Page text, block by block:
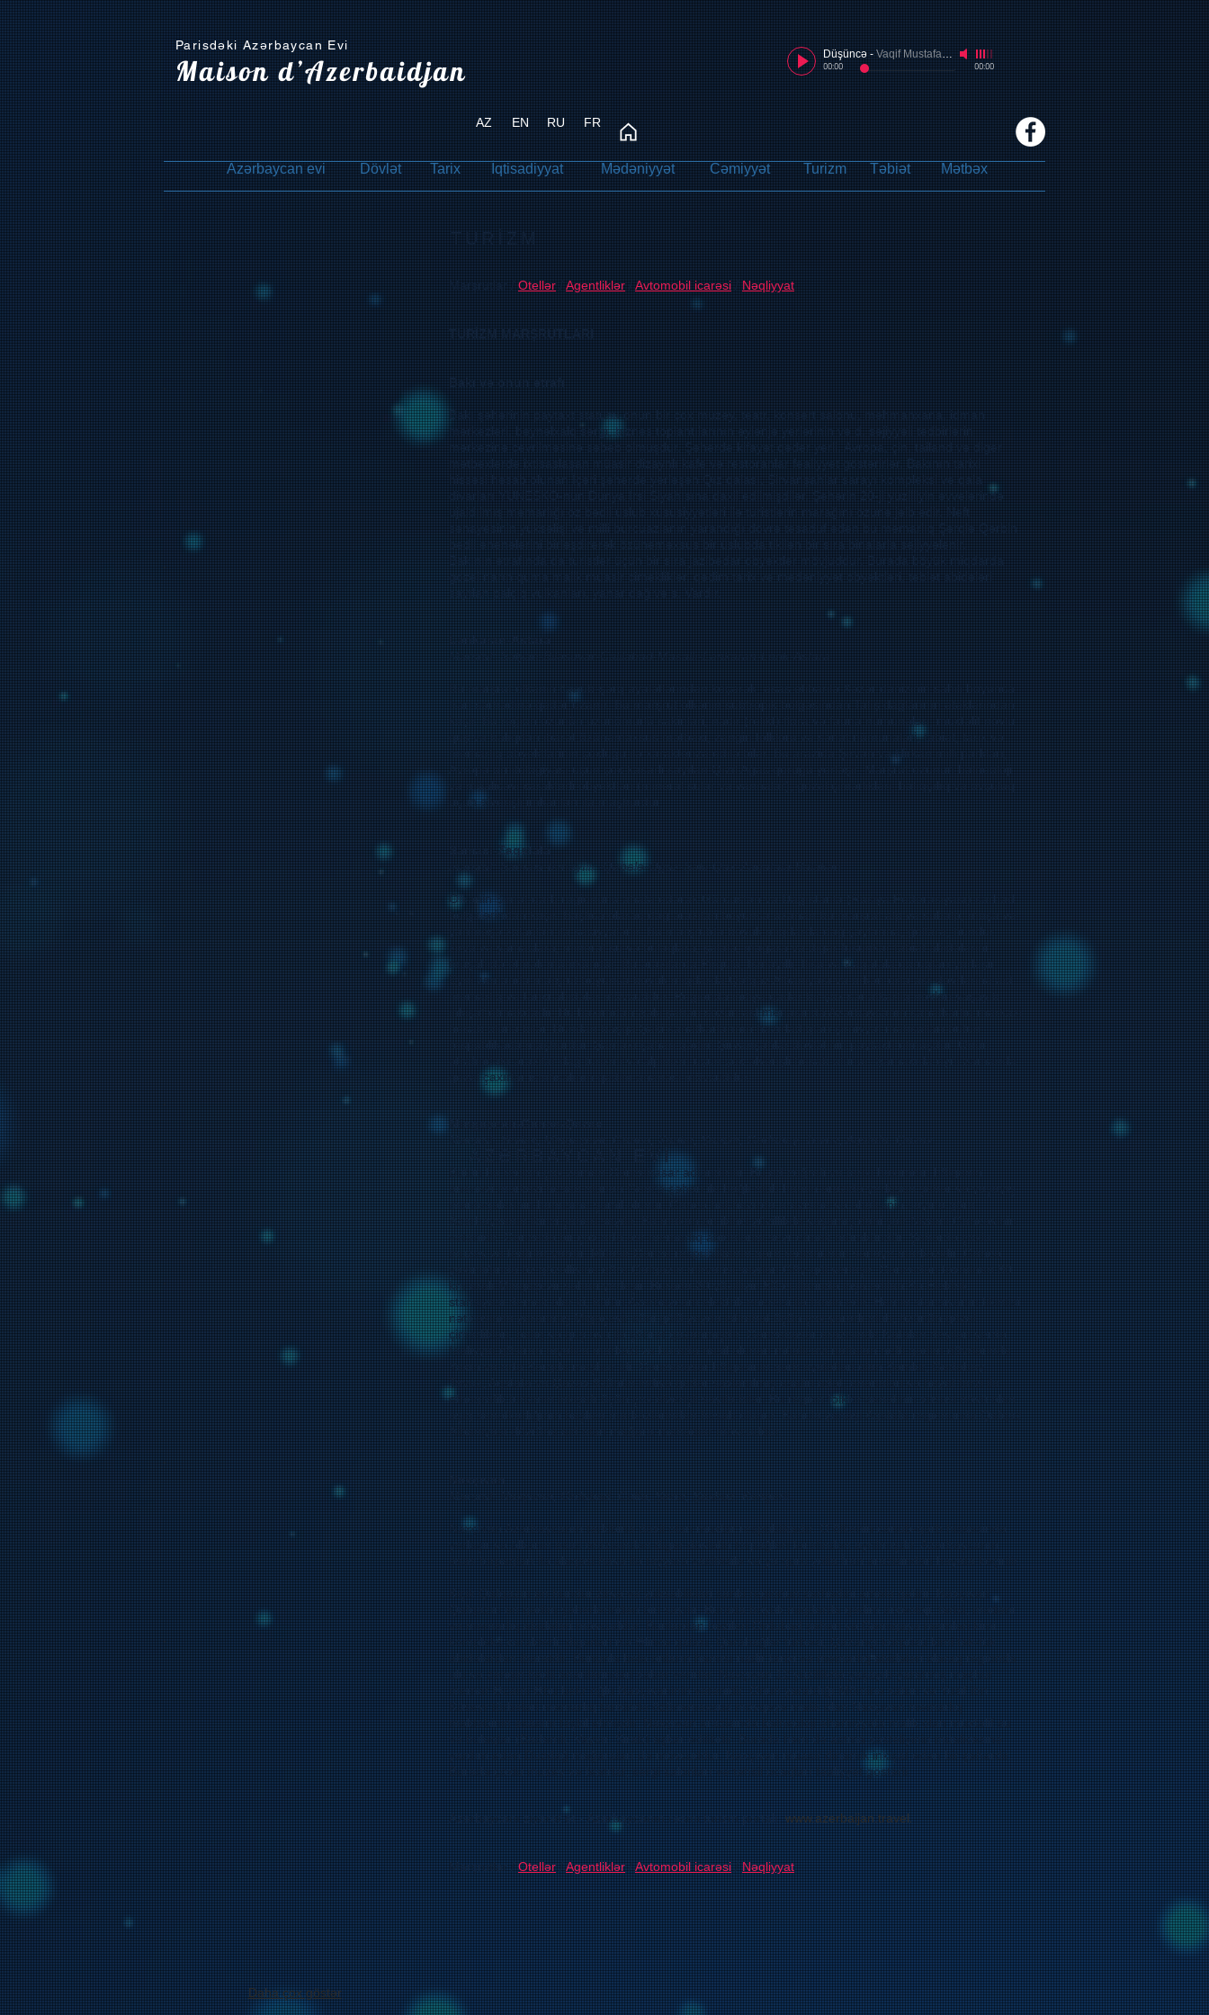
EN RU FR
AZƏRBAYCAN EVİ
Parisdəki Azərbaycan Evi
Maison d’Azerbaidjan Düşüncə - Vaqif Mustafazadə
00:00 00:00
Azərbaycan evi Dövlət Tarix İqtisadiyyat Mədəniyyət Cəmiyyət Turizm Təbiət Mətbəx
Daha çox göstər
TURİZM
Marşrutlar / Otellər /Agentliklər / Avtomobil icarəsi / Nəqliyyat
TURİZM MARŞRUTLARI
Bakı və onun ətrafı
Bakı şəhərinin paytaxt statusu onun bir çox muzey, teatr, konsert salonu, mehmanxana, idman
mərkəzləri, beynəlxalq sərgi, biznes toplantılarının əylənjə yerlərinin və d. səjiyyəli tədbirlərin
mərkəzinə çevrilməsinə səbəb olmuşdur. Şəhərdə kifayət qədər yerli, Avropa, çin, tailand və digər
mətbəxlərdə ixtisaslaşan müasir dizaynlı kafe və restoranlar fəaliyyət göstərirlər. Bakının tarixi
hissəsi hesab olunan İçəri şəhərdə yerləşən Qız qalası, Şirvanşahlar sarayı kompleksi və qala
divarları YUNESKO-nun Dunya İrsi Siyahısına daxil edilmişdilər. Şəhərin 20-ji yüzilliyin əvvələrində
ujaldılmış memarlığı öz bədii üslub xüsusiyyətləri ilə turistlərin marağını özünə jəlb edir. Neft
sənayesinin yüksəlişi və milli burcuazianın yarandığı dövrə təsadüf edən bu memarlıq Şərqlə Qərbin
bədii ənənələrini birləşdirərək özünəməxsus bir üslubda tikilən bir sıra binalarla səjiyyələnir.
Bakının ətrafında da turistlər üçün bir sıra jazibədar obyektlər mövjuddur. Burada böyük miqdarda
gözəl narın quma malik müasir çiməkliklər, qədim tarix və mədəniyyət obyektləri, təbiət abidələri
sayılan palçıq vulkanları, yanar dağ və s. Vardır.
Lənkaran-Astara
Marşrut: Səlyan-Biləsuvar-Cəlilabad-Masallı-Lənkəran-Lerik-Astara.
Bu marşrut ölkənin cənub-şərq əyalətlərindən keçərək, əsas etibarilə Xəzər dənizinin sahili boyunca
İran sərhədinə qədər uzanır. Bu marşrut ölkənin subtropik bölgəsindən Talış dağlarının ətəklərindən
keçir. Bu reğion özünün uzunömürlü sakinləri, nadir (relikt) flora və fauna nümünələri, müxtəlif növlü
quş və balıqdan ibarət özünəməxsus mətbəxi, zəngin folkloru və sənət nümünələri, təbiət, tarix və
memarlıq obyektlərinin çoxluğu ilə xarakterizə edilə bilər. Bu ərazidə Şirvan və Hirkan milli parkları,
Avropa ornitologiyası üçün çox kəsərli sayılan Qızıl Ağac qoruğu yerləşir. Marşrut özünün balneoloji
və müalicəvi xarakterli obyektləri (mineral sular və vannalar), gözəl çimərlikləri, balıqçılıq və ovçuluq
üçün əlverişli imkanları ilə məşhurdur.
Şamaxı-Zaqatala
marşrut: Şamaxı-İsmayıllı -Qəbələ-Oğuz-Şəki-Qax-Zaqatala-Balakən.
Ölkənin Şimal-qərb regionunu əhatə edərək Gürcüstan və Dağıstanla (Rusiya Federasiyası) sərhəd
bölgələrindən keçir. Başlıca olaraq dağ əraziləri boyunca uzanan bu marşrut alp və subalp, meşə və
yarımeşə zolaqları ilə səciyyələnir. Bu marşrutda böyük miqdarda dağ çaylarına, göllərə, hündür
zirvə və yamaclara, mineral su və bulaqlara, şəlalə, mağara və digər füsünkar təbiət abidələrini
muşahidə etmək mümkündür. Bu ərazilərdə Pirqulu, İsmayıllı, İlisu və Zaqatala qoruqları yerləşir.
Eyni zamanda marşrut boyunca böyük miqdarda Qafqaz Albaniyası və erkən orta əsr dövrlərinə aid
memarlıq və tarixi abidələr mövcuddur. Regionda indiyə qədər bir çox sənətkarlıq növləri yaşayıb
inkişaf etməkdədir. Bu baxımdan Şəki şəhəri sözün əsl mənasında Azərbaycanın sənətkarlıq mərkəzi
hesab oluna bilər. Bundan başqa Şəki sənətkarlarının hazırladıqları şirniyyat məhsulları bütün
respublikada məşhurdur. Şamaxı şəhəri qədim Şirvanşahlar dövlətinin paytaxtı olmuşdur. Onun
ətrafındakı ərazilər dağ turizmi və alpinizm üçün çox əlverişli hesab olunur. Şamaxıda eyni zamanda
gözəl çaxırlar istehsalının qədim ənənəsi mövcuddur.
Mingəçevir-Gəncə-Qazax
Marşrut: Yevlax, Mingəçevir, Gəncə, Xanlar, Şəmkir, Gədəbəy, Tovuz, Aqstafa, Qazax.
Bütün bu region çox zaman Gəncəbasar adlandırılır. Bu ad coğrafi və tarixi baxımdın bölgənin
ənənəvi mərkəzi hesab olunan Gəncə şəhəri ilə bağlı olub həmin ərazidə yerləşən şəhər və yaşayış
məntəqələrinin hamısına şamil olunur. Gəncə hal-hazırda ərazisinə və əhalisinin sayına görə
Azərbaycanın ikinci şəhəri sayılır. Bu məkan on ikinci yüzillikdə yaşamış dahi şair Nizami Gəncəvinin
vətənidir. Gəncədə bir çox orta əsr memarlıq abidələrini seyr etmək mümkündür. Şəhərdə çoxlu
muzey və teatrlar vardır. Müasir Gəncə respublikanın qərb regionunun sənaye mərkəzidir. Gəncə
yaxınlığında öz gözəlliyinə görə Qafqazın mirvarisi sayılan Göy-göl yerləşir. Gəncədən təxminən 80
km aralı Mingəçevir şəhəri yerləşir. Burada 20 yüzilliyin 50-ci illərində inşa edilən Su Elektrik
stansiyası demək olar ki, bütün Azərbaycanı elektrik enercisi ilə təmin edir. Həmin stansiyanın tikintisi
nəticəsində yaranmış Migəçevir süni gölü yayda istirahət üçün çox yararlı olub, özünün gözəl
çimərlikləri, balıq və quş ovu ilə şöhrət qazanmışdır. Gəncəbasar ərazisində Nafalan deyilən yerdə
fəaliyyət göstrən myalicə mərkəzi və burada hasil olunan müalicəvi naftalan nefti qədim dövrlərində
Yaxın və orta Şərqdə məşhur idi. Gəncəbasar bölgəsinin qərb əyalətləri olan Şəmkir, Gədəbəy,
Tovuz, Aqstafa və Qazax özünün indiyə qədər saxlanılmış əsatiri adət, ənənələri və həyat tərzi ilə
etnoqrafik turizmin inkişafı üçün çox əlverişli sayıla bilər. Bu region folklor sənətinin xüsusi növü olan
aşıq sənətkarlığının başlıca mərkəzlərindən hesab olunur. Bunula yanaşı Aqstafa regionunda Qafqaz
Albaniyası dövrünə aid olan mağara-məbədlər mövcuddur.
Naxçıvan
Marşrut: Naxçıvan, Ordubad, Culfa, Şərur, Şaxbuz, Kəngərli.
Naxçıvan Azərbaycanın tərkibinə daxil olan muxtar respublikadır. O ölkənin cənub-qərb hissəsində
yerləşir və ölkənin əsas ərazisindən digər dövlətin torpağları tərəfindən ayrılmışdır. Azərbaycanın
əsas torpaqları ilə əlaqəsi hava ilə təyyarə vasitəsilə və ya quru yolla İran ərazisindən həyata keçirilir.
Kiçik Qafqazın ən hundur zirvə və yüksəklikləri sanki regionun sərhədini əmələ gətirir. Naxçıvan
Qafqazın ən qədim şəhərlərindən biri sayılır. Burada böyük miqdarda qədim arxeoloji, tarixi, mədəni
və memarlıq abidələri mövcuddur. Bunlardan bəziləri Ordubad şəhəri və Gəmiqaya rəsmləri kimi
kompleks xarakterli, digərləri isə Əlincə qalası, Qarabağlar türbəsi, Qazançı körpüsü kimi tək-tük
abidələrdən ibarətdir. Bununla belə onların hamısı nadir tarixi və memarlıq abidələri olaraq regionda
ulu və zəngin bədii ənənlərindən xəbər verirlər. Naxçıvan 12 yüzillikdə yaşayıb-yaratmış məşhur
memar Əcəmi Əbu bəkr oğlu Naxçıvaninin vətənidir. Onun yaratdığı Möminə xatun və Yusif ibn
Küseyr türbələri memarlıq tarixində özünəməxsus mövqeyə malik olan Naxçıvan memarlıq
məktəbinin əsasını təşkil etmişdir. Naxçıvan ərazisində balneoloji əhəmiyyətə malik olan müxtəlif su
və bulaqlar (Badamlı, Vayxır, Sirab) aşkar edilibdir. Burada həm də astma xəstəliyinin müalicəsinə
yardım edən Duzdağ mağaraları də mövcuddur. Naxçıvan müasir dinamik inkişaf edən bir şəhərdir.
Burada çoxlu muzey və teatrlar, sərgi salonları və təhsil ocaqları fəaliyyət göstərir.
Azərbaycanı ziyarət et - Azərbaycanın rəsmi turizm portalı: www.azerbaijan.travel.
Marşrutlar /Otellər/Agentliklər/Avtomobil icarəsi/Nəqliyyat
AZ